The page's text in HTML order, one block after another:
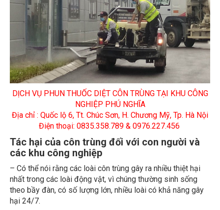
DỊCH VỤ PHUN THUỐC DIỆT CÔN TRÙNG TẠI KHU CÔNG
NGHIỆP PHÚ NGHĨA
Địa chỉ : Quốc lộ 6, Tt. Chúc Sơn, H. Chương Mỹ, Tp. Hà Nội
Điện thoại: 0835.358.789 & 0976.227.456
Tác hại của côn trùng đối với con người và
các khu công nghiệp
– Có thể nói rằng các loài côn trùng gây ra nhiều thiệt hại
nhất trong các loài động vật, vì chúng thường sinh sống
theo bầy đàn, có số lượng lớn, nhiều loài có khả năng gây
hại 24/7.